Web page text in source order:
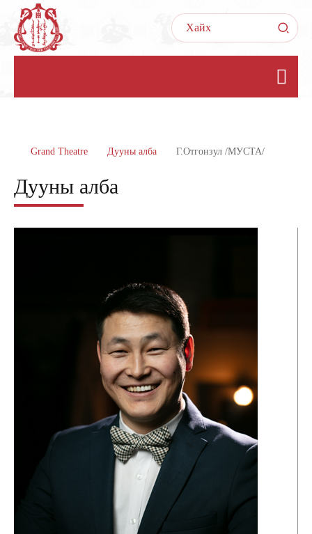
Grand Theatre Дууны алба Г.Отгонзул /МУСТА/
Дууны алба